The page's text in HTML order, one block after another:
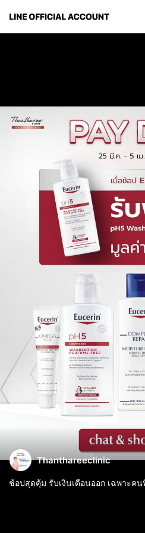
Thanthareeclinic
ช้อปสุดคุ้ม รับเงินเดือนออก เฉพาะค
เพียงซื้อสินค้า Eucerin ครบ 2,500.-